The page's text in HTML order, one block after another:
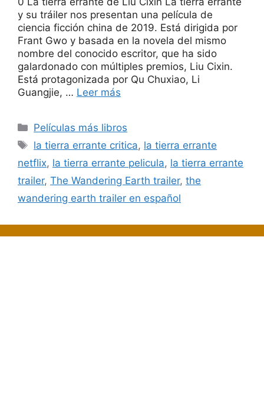
y su tráiler nos presentan una película de
ciencia ficción china de 2019. Está dirigida por
Frant Gwo y basada en la novela del mismo
nombre del conocido escritor, que ha sido
galardonado con múltiples premios, Liu Cixin.
Está protagonizada por Qu Chuxiao, Li
Guangjie, … Leer más
Categorías
Películas más libros
Etiquetas
la tierra errante critica, la tierra errante
netflix, la tierra errante pelicula, la tierra errante
trailer, The Wandering Earth trailer, the
wandering earth trailer en español